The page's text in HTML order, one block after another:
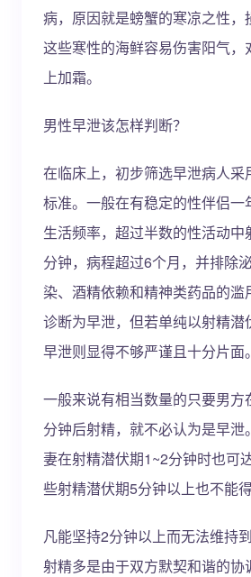
病，原因就是螃蟹的寒凉之性，
这些寒性的海鲜容易伤害阳气，
上加霜。
男性早泄该怎样判断？
在临床上，初步筛选早泄病人采
标准。一般在有稳定的性伴侣一
生活频率，超过半数的性活动中
分钟，病程超过6个月，并排除
染、酒精依赖和精神类药品的
诊断为早泄，但若单纯以射精潜
早泄则显得不够严谨且十分片面。
一般来说有相当数量的只要男方
分钟后射精，就不必认为是早泄
妻在射精潜伏期1~2分钟时也可
些射精潜伏期5分钟以上也不能
凡能坚持2分钟以上而无法维持
射精多是由于双方默契和谐的协